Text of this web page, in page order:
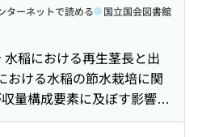
演会講演要旨) 矮性ダッタ
まき栽培 : 播種期ならびに
時期と量が生育・収量に
四国支部第52回講演会講演
地冷却がトマトの収量に及
国支部第52回講演会講演要
ターネットで読める 国立国会図書館
稲における再生茎長と出
おける水稲の節水栽培に関
量構成要素に及ぼす影響
回講演会講演要旨(中扉)